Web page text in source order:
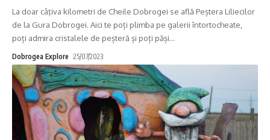
La doar câţiva kilometri de Cheile Dobrogei se află Peștera Liliecilor
de la Gura Dobrogei. Aici te poți plimba pe galerii întortocheate,
poți admira cristalele de peșteră și poți păși…
Dobrogea Explore 25/07/2023